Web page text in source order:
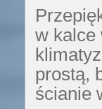
w kalce
prostą,
ścianie